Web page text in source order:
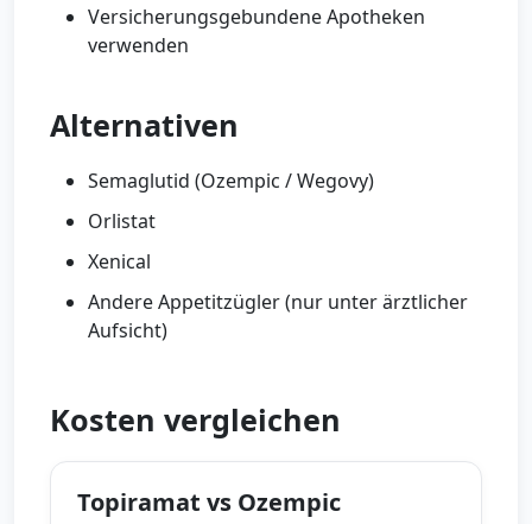
Versicherungsgebundene Apotheken
verwenden
Alternativen
Semaglutid (Ozempic / Wegovy)
Orlistat
Xenical
Andere Appetitzügler (nur unter ärztlicher
Aufsicht)
Kosten vergleichen
Topiramat vs Ozempic